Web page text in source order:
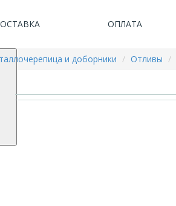
ОПЛАТА
и доборники Отливы